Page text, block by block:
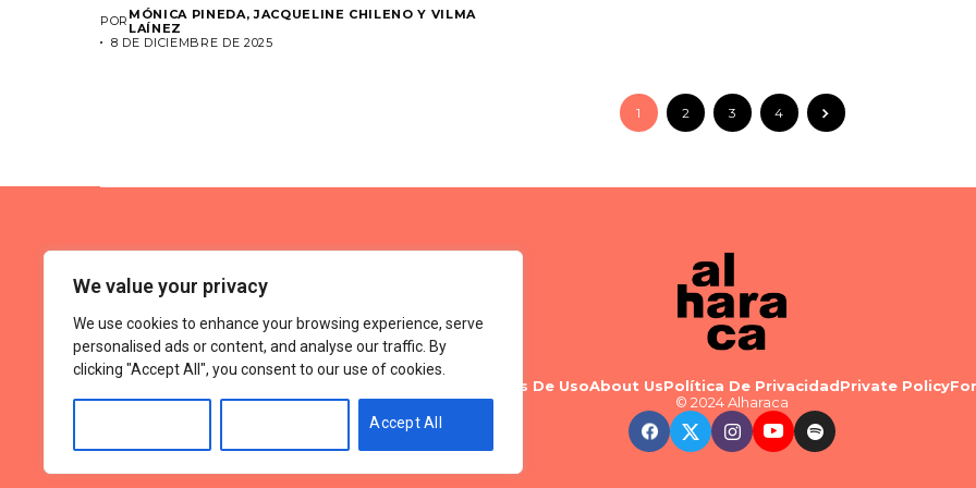
We value your privacy
We use cookies to enhance your browsing experience, serve
personalised ads or content, and analyse our traffic. By
clicking "Accept All", you consent to our use of cookies.
Accept All
POR MÓNICA PINEDA, JACQUELINE CHILENO Y VILMA
LAÍNEZ
8 DE DICIEMBRE DE 2025
1 2 3 4
Términos De UsoAbout UsPolítica De PrivacidadPrivate Policy
© 2024 Alharaca